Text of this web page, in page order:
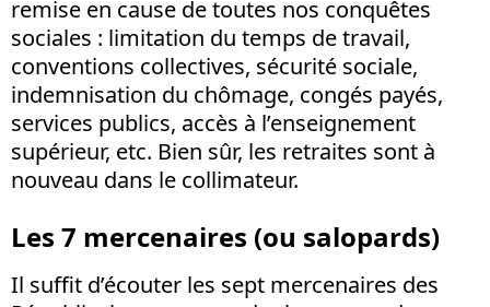
remise en cause de toutes nos conquêtes
sociales : limitation du temps de travail,
conventions collectives, sécurité sociale,
indemnisation du chômage, congés payés,
services publics, accès à l’enseignement
supérieur, etc. Bien sûr, les retraites sont à
nouveau dans le collimateur.
Les 7 mercenaires (ou salopards)
Il suffit d’écouter les sept mercenaires des